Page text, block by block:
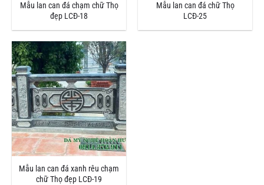
Mẫu lan can đá chạm chữ Thọ
đẹp LCĐ-18
Mẫu lan can đá chữ Thọ
LCĐ-25
Mẫu lan can đá xanh rêu chạm
chữ Thọ đẹp LCĐ-19